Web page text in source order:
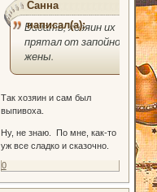
Санна
написал(а):
Видать, хозяин их
прятал от запойной
жены.
Так хозяин и сам был
выпивоха.
Ну, не знаю. По мне, как-то
уж все сладко и сказочно.
0